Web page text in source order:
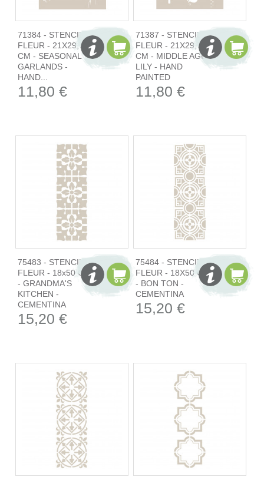
71384 - STENCIL
FLEUR - 21X29,7
CM - SEASONAL
GARLANDS -
HAND...
11,80 €
71387 - STENCIL
FLEUR - 21X29,7
CM - MIDDLE AGE
LILY - HAND
PAINTED
11,80 €
75483 - STENCIL
FLEUR - 18x50 CM
- GRANDMA'S
KITCHEN -
CEMENTINA
15,20 €
75484 - STENCIL
FLEUR - 18X50 CM
- BON TON -
CEMENTINA
15,20 €